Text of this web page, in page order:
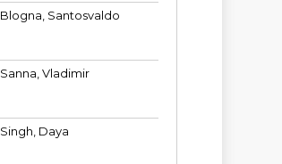
Blogna, Santosvaldo
Sanna, Vladimir
Singh, Daya